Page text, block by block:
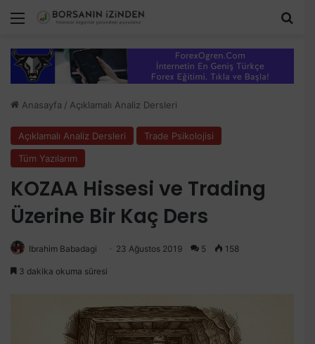
Menü
Anasayfa / Açıklamalı Analiz Dersleri
Açıklamalı Analiz Dersleri
Trade Psikolojisi
Tüm Yazılarım
KOZAA Hissesi ve Trading
Üzerine Bir Kaç Ders
Ibrahim Babadagi 23 Ağustos 2019 5 158
3 dakika okuma süresi